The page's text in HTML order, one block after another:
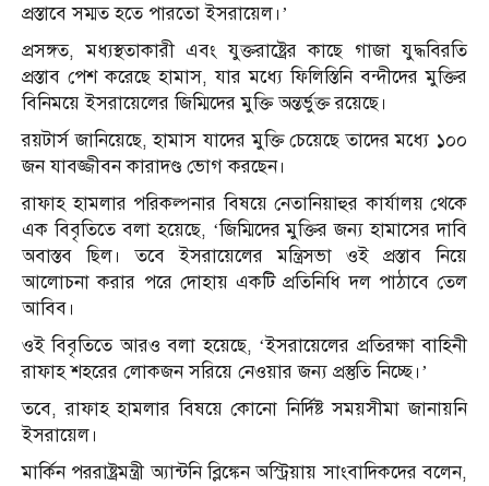
প্রস্তাবে সম্মত হতে পারতো ইসরায়েল।’
প্রসঙ্গত, মধ্যস্থতাকারী এবং যুক্তরাষ্ট্রের কাছে গাজা যুদ্ধবিরতি
প্রস্তাব পেশ করেছে হামাস, যার মধ্যে ফিলিস্তিনি বন্দীদের মুক্তির
বিনিময়ে ইসরায়েলের জিম্মিদের মুক্তি অন্তর্ভুক্ত রয়েছে।
রয়টার্স জানিয়েছে, হামাস যাদের মুক্তি চেয়েছে তাদের মধ্যে ১০০
জন যাবজ্জীবন কারাদণ্ড ভোগ করছেন।
রাফাহ হামলার পরিকল্পনার বিষয়ে নেতানিয়াহুর কার্যালয় থেকে
এক বিবৃতিতে বলা হয়েছে, ‘জিম্মিদের মুক্তির জন্য হামাসের দাবি
অবাস্তব ছিল। তবে ইসরায়েলের মন্ত্রিসভা ওই প্রস্তাব নিয়ে
আলোচনা করার পরে দোহায় একটি প্রতিনিধি দল পাঠাবে তেল
আবিব।
ওই বিবৃতিতে আরও বলা হয়েছে, ‘ইসরায়েলের প্রতিরক্ষা বাহিনী
রাফাহ শহরের লোকজন সরিয়ে নেওয়ার জন্য প্রস্তুতি নিচ্ছে।’
তবে, রাফাহ হামলার বিষয়ে কোনো নির্দিষ্ট সময়সীমা জানায়নি
ইসরায়েল।
মার্কিন পররাষ্ট্রমন্ত্রী অ্যান্টনি ব্লিঙ্কেন অস্ট্রিয়ায় সাংবাদিকদের বলেন,